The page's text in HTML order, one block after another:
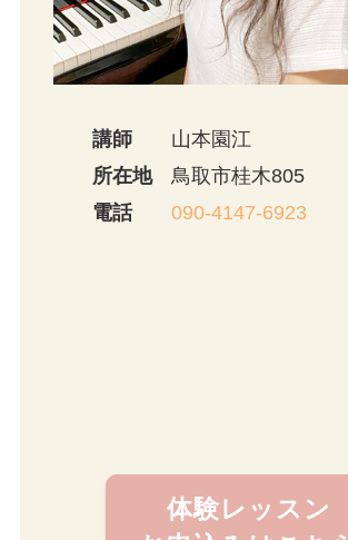
講師
山本園江
所在地
鳥取市桂木805
電話
090-4147-6923
体験レッスン